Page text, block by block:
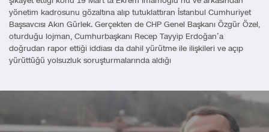
yönetim kadrosunu gözaltına alıp tutuklattıran İstanbul Cumhuriyet
Başsavcısı Akın Gürlek. Gerçekten de CHP Genel Başkanı Özgür Özel,
oturduğu lojman, Cumhurbaşkanı Recep Tayyip Erdoğan’a
doğrudan rapor ettiği iddiası da dahil yürütme ile ilişkileri ve açıp
yürüttüğü yolsuzluk soruşturmalarında aldığı